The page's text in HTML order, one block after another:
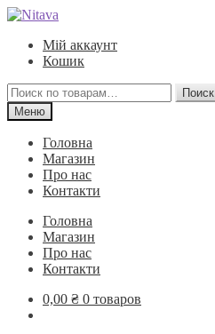
Перейти
навигации
Перейти
содержимому
Мій аккаунт
Кошик
Искать:
Поиск
Меню
Головна
Магазин
Про нас
Контакти
Головна
Магазин
Про нас
Контакти
0,00 ₴ 0 товаров